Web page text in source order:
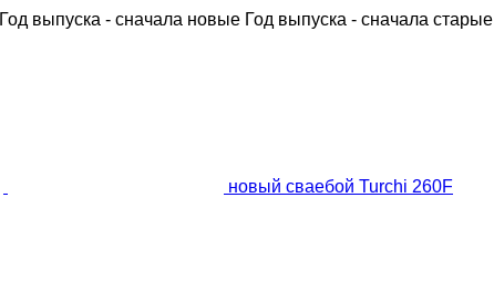
Год выпуска - сначала новые Год выпуска - сначала старые
новый сваебой Turchi 260F